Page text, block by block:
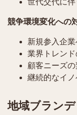
競争環境変化への
新規参入企
業界トレン
顧客ニーズ
継続的なイ
地域ブラン